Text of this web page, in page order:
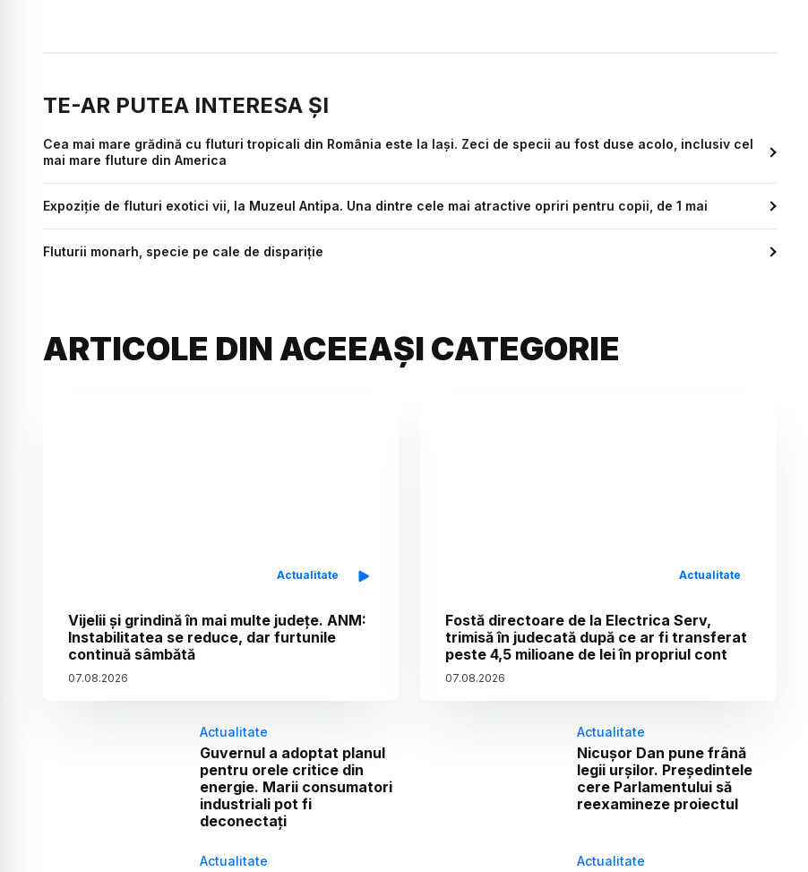
TE-AR PUTEA INTERESA ȘI
Cea mai mare grădină cu fluturi tropicali din România este la Iași. Zeci de specii au fost duse acolo, inclusiv cel
mai mare fluture din America
Expoziție de fluturi exotici vii, la Muzeul Antipa. Una dintre cele mai atractive opriri pentru copii, de 1 mai
Fluturii monarh, specie pe cale de dispariție
ARTICOLE DIN ACEEAȘI CATEGORIE
Actualitate
Vijelii și grindină în mai multe județe. ANM:
Instabilitatea se reduce, dar furtunile
continuă sâmbătă
07.08.2026
Actualitate
Fostă directoare de la Electrica Serv,
trimisă în judecată după ce ar fi transferat
peste 4,5 milioane de lei în propriul cont
07.08.2026
Actualitate
Guvernul a adoptat planul
pentru orele critice din
energie. Marii consumatori
industriali pot fi
deconectați
Actualitate
Nicușor Dan pune frână
legii urșilor. Președintele
cere Parlamentului să
reexamineze proiectul
Actualitate Actualitate